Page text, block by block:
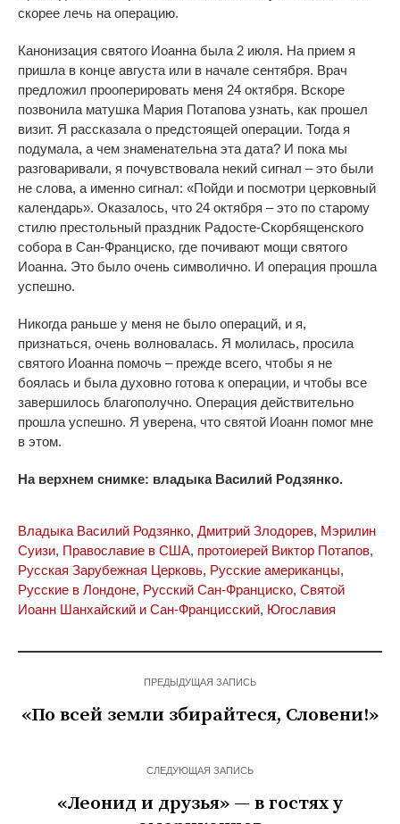
скорее лечь на операцию.
Канонизация святого Иоанна была 2 июля. На прием я
пришла в конце августа или в начале сентября. Врач
предложил прооперировать меня 24 октября. Вскоре
позвонила матушка Мария Потапова узнать, как прошел
визит. Я рассказала о предстоящей операции. Тогда я
подумала, а чем знаменательна эта дата? И пока мы
разговаривали, я почувствовала некий сигнал – это были
не слова, а именно сигнал: «Пойди и посмотри церковный
календарь». Оказалось, что 24 октября – это по старому
стилю престольный праздник Радосте-Скорбященского
собора в Сан-Франциско, где почивают мощи святого
Иоанна. Это было очень символично. И операция прошла
успешно.
Никогда раньше у меня не было операций, и я,
признаться, очень волновалась. Я молилась, просила
святого Иоанна помочь – прежде всего, чтобы я не
боялась и была духовно готова к операции, и чтобы все
завершилось благополучно. Операция действительно
прошла успешно. Я уверена, что святой Иоанн помог мне
в этом.
На верхнем снимке: владыка Василий Родзянко.
Владыка Василий Родзянко, Дмитрий Злодорев, Мэрилин
Суизи, Православие в США, протоиерей Виктор Потапов,
Русская Зарубежная Церковь, Русские американцы,
Русские в Лондоне, Русский Сан-Франциско, Святой
Иоанн Шанхайский и Сан-Францисский, Югославия
ПРЕДЫДУЩАЯ ЗАПИСЬ
«По всей земли збирайтеся, Словени!»
СЛЕДУЮЩАЯ ЗАПИСЬ
«Леонид и друзья» — в гостях у